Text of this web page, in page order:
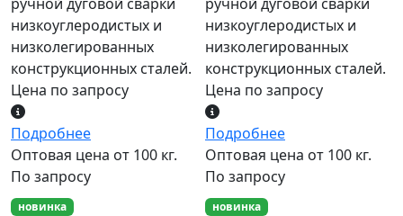
низкоуглеродистых и
низколегированных
конструкционных сталей.
Цена по запросу
Подробнее
Оптовая цена от 100 кг.
По запросу
низкоуглеродистых и
низколегированных
конструкционных сталей.
Цена по запросу
Подробнее
Оптовая цена от 100 кг.
По запросу
новинка новинка